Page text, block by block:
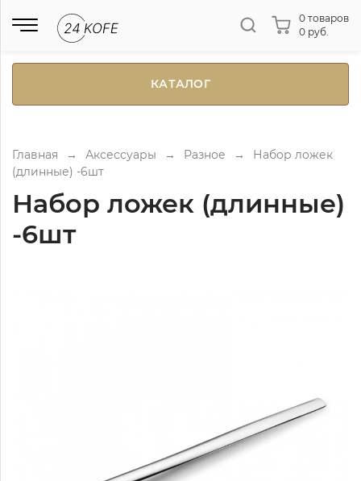
0 товаров
0 руб.
КАТАЛОГ
Главная → Аксессуары → Разное →
Набор ложек
(длинные) -6шт
Набор ложек (длинные)
-6шт